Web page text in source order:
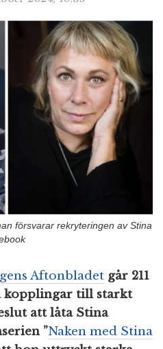
försvarar rekryteringen av Stina
Aftonbladet går 211
kopplingar till starkt
att låta Stina
”Naken med Stina